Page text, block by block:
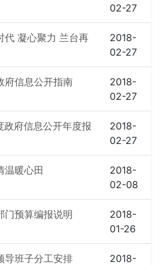
02-27
代 凝心聚力 兰台再
2018-
02-27
府信息公开指南
2018-
02-27
府信息公开年度报
2018-
02-27
温暖心田
2018-
02-08
门预算编报说明
2018-
01-26
导班子分工安排
2018-